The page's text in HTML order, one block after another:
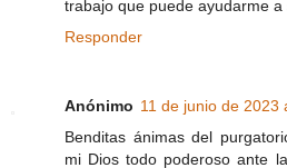
trabajo que puede ayudarme
Responder
Anónimo 11 de junio de 2023
Benditas ánimas del
mi Dios todo poderoso ante